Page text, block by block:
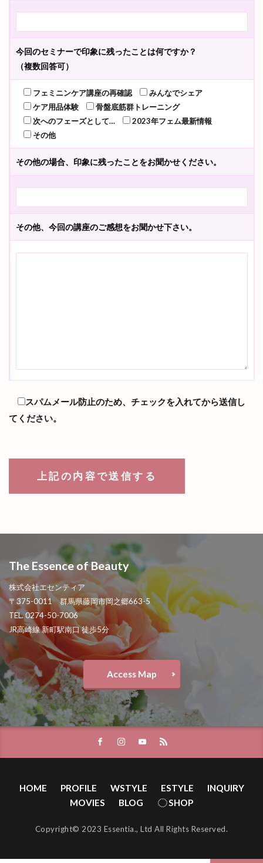
今回のセミナーで印象に残ったことは何ですか？
（複数回答可）
フェミニンケア講座の再確認
みんなでシェア
ケア用品体験
骨盤底筋群トレーニング
次へのフェーズとして…
2023年フェム最新情報
その他
その他の場合、印象に残ったことをお聞かせください。
その他、今回の講座のご感想をお聞かせ下さい。
スパムメール防止のため、チェックを入れてから送信し
てください。
The Essence of Beauty
株式会社エセンティア
〒375-0011 群馬県藤岡市岡之郷663-5
TEL. 0274-50-7006
JR高崎線 新町駅南口 徒歩5分
Access Map
HOME PROFILE WSTYLE ESTYLE
INQUIRY
MOVIES
BLOG SHOP
Copyright© 2023 Essentia., Ltd All Rights Reserved.